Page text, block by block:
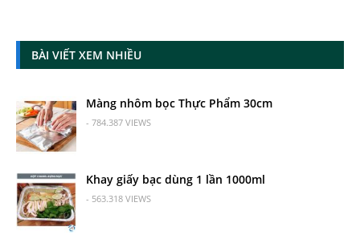
BÀI VIẾT XEM NHIỀU
Màng nhôm bọc Thực Phẩm 30cm
- 784.387 VIEWS
Khay giấy bạc dùng 1 lần 1000ml
- 563.318 VIEWS